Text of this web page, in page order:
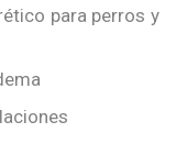
para perros y